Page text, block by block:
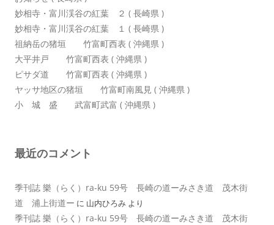
妙相寺・富川渓谷の紅葉 ２ ( 長崎県 )
妙相寺・富川渓谷の紅葉 １ ( 長崎県 )
祖納岳の猪垣 竹富町西表 ( 沖縄県 )
大平井戸 竹富町西表 ( 沖縄県 )
ピサダ道 竹富町西表 ( 沖縄県 )
ヤッサ地区の猪垣 竹富町南風見 ( 沖縄県 )
小 城 盛 武富町武富 ( 沖縄県 )
最近のコメント
季刊誌 樂（らく）ra-ku 59号 長崎の道ーみさき道 茂木街
道 浦上街道ー に 山内ひろみ より
季刊誌 樂（らく）ra-ku 59号 長崎の道ーみさき道 茂木街